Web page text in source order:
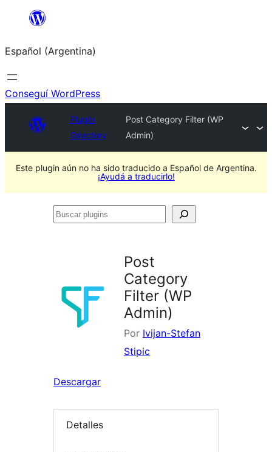
Saltar
contenido
Español (Argentina)
Conseguí WordPress
Plugin
Directory
Post Category Filter (WP
Admin)
Este plugin aún no ha sido traducido a Español de Argentina.
¡Ayudá a traducirlo!
Buscar
Post
Category
Filter (WP
Admin)
Por Ivijan-Stefan
Stipic
Descargar
Detalles